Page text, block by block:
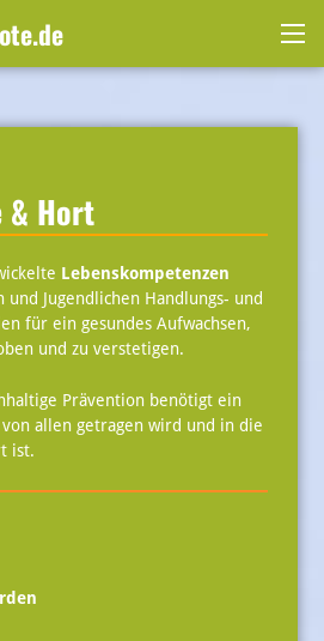
& Hort
Lebenskompetenzen
Jugendlichen Handlungs- und
für ein gesundes Aufwachsen,
und zu verstetigen.
Prävention benötigt ein
von allen getragen wird und in die
ist.